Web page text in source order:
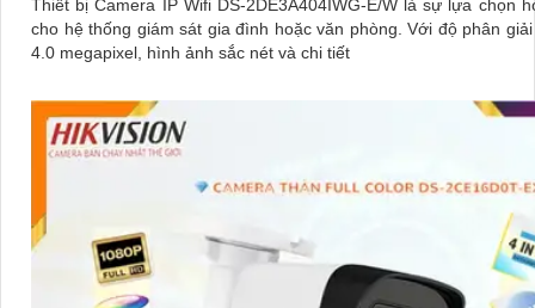
Thiết bị Camera IP Wifi DS-2DE3A404IWG-E/W là sự lựa chọn
cho hệ thống giám sát gia đình hoặc văn phòng. Với độ phân giải lên đến
4.0 megapixel, hình ảnh sắc nét và chi tiết